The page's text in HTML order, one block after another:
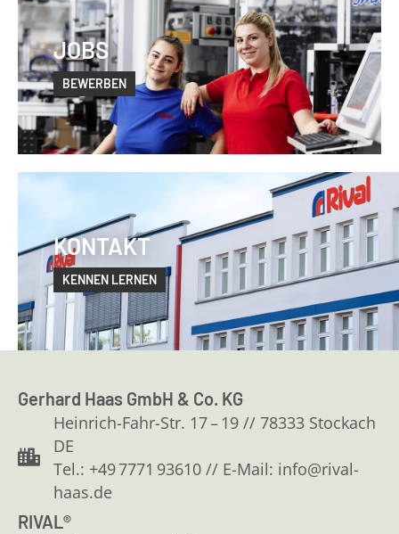
JOBS
BEWERBEN
KONTAKT
KENNEN LERNEN
Gerhard Haas GmbH & Co. KG
Heinrich-Fahr-Str. 17 – 19 // 78333 Stockach
DE
Tel.: +49 7771 93610 // E-Mail: info@rival-
haas.de
RIVAL®